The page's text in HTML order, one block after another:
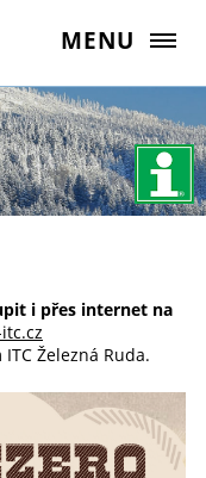
MENU
i přes internet na
Železná Ruda.